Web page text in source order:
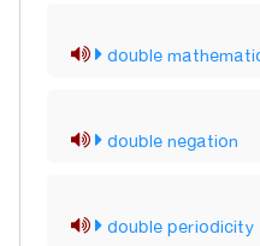
double
double negation
double periodicity